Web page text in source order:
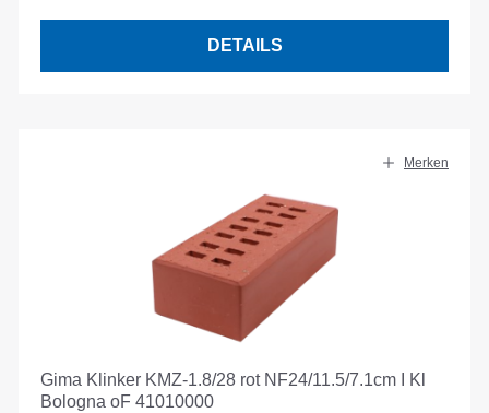
DETAILS
Merken
Gima Klinker KMZ-1.8/28 rot NF24/11.5/7.1cm I Kl
Bologna oF 41010000